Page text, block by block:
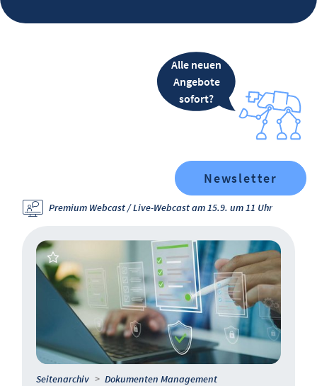
Alle neuen
Angebote
sofort?
Newsletter
Premium Webcast / Live-Webcast am 15.9. um 11 Uhr
Seitenarchiv Dokumenten Management